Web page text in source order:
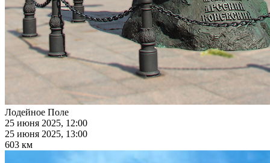
Лодейное Поле
25 июня 2025, 12:00
25 июня 2025, 13:00
603 км